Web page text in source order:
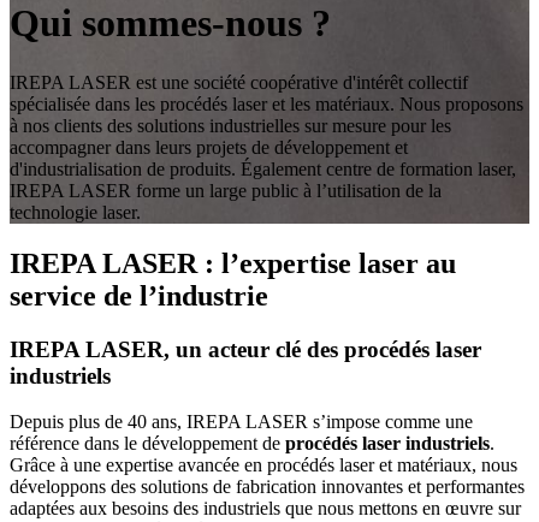
Qui sommes-nous ?
IREPA LASER est une société coopérative d'intérêt collectif
spécialisée dans les procédés laser et les matériaux. Nous proposons
à nos clients des solutions industrielles sur mesure pour les
accompagner dans leurs projets de développement et
d'industrialisation de produits. Également centre de formation laser,
IREPA LASER forme un large public à l’utilisation de la
technologie laser.
IREPA LASER : l’expertise laser au
service de l’industrie
IREPA LASER, un acteur clé des procédés laser
industriels
Depuis plus de 40 ans, IREPA LASER s’impose comme une
référence dans le développement de procédés laser industriels.
Grâce à une expertise avancée en procédés laser et matériaux, nous
développons des solutions de fabrication innovantes et performantes
adaptées aux besoins des industriels que nous mettons en œuvre sur